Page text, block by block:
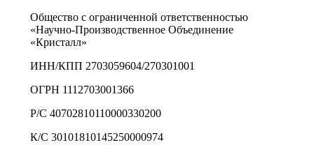
Общество с ограниченной ответственностью
«Научно-Производственное Объединение
«Кристалл»
ИНН/КПП 2703059604/270301001
ОГРН 1112703001366
Р/С 40702810110000330200
К/С 30101810145250000974